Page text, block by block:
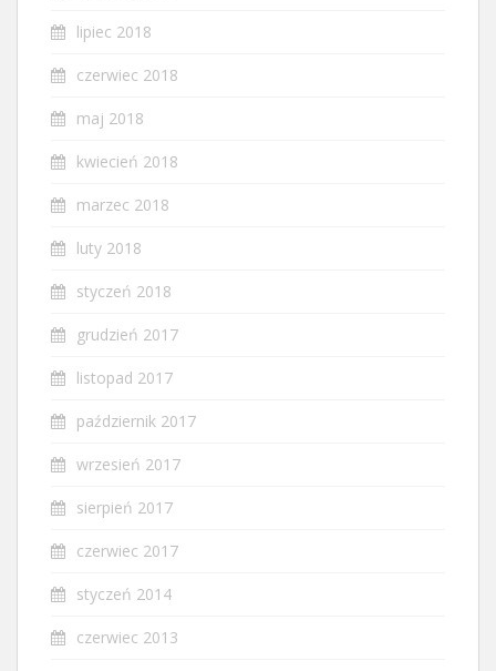
lipiec 2018
czerwiec 2018
maj 2018
kwiecień 2018
marzec 2018
luty 2018
styczeń 2018
grudzień 2017
listopad 2017
październik 2017
wrzesień 2017
sierpień 2017
czerwiec 2017
styczeń 2014
czerwiec 2013